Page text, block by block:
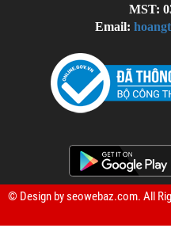
MST:
Email:
© Design byseowebaz.com. All